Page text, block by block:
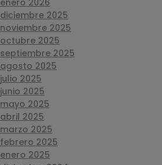
enero 2026
diciembre 2025
noviembre 2025
octubre 2025
septiembre 2025
agosto 2025
julio 2025
junio 2025
mayo 2025
abril 2025
marzo 2025
febrero 2025
enero 2025